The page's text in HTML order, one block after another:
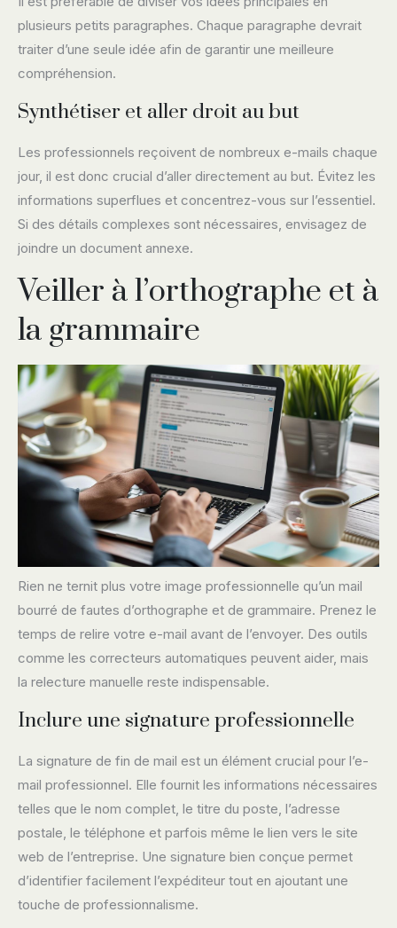
plusieurs petits paragraphes. Chaque paragraphe devrait
traiter d’une seule idée afin de garantir une meilleure
compréhension.
Synthétiser et aller droit au but
Les professionnels reçoivent de nombreux e-mails chaque
jour, il est donc crucial d’aller directement au but. Évitez les
informations superflues et concentrez-vous sur l’essentiel.
Si des détails complexes sont nécessaires, envisagez de
joindre un document annexe.
Veiller à l’orthographe et à
la grammaire
Rien ne ternit plus votre image professionnelle qu’un mail
bourré de fautes d’orthographe et de grammaire. Prenez le
temps de relire votre e-mail avant de l’envoyer. Des outils
comme les correcteurs automatiques peuvent aider, mais
la relecture manuelle reste indispensable.
Inclure une signature professionnelle
La signature de fin de mail est un élément crucial pour l’e-
mail professionnel. Elle fournit les informations nécessaires
telles que le nom complet, le titre du poste, l’adresse
postale, le téléphone et parfois même le lien vers le site
web de l’entreprise. Une signature bien conçue permet
d’identifier facilement l’expéditeur tout en ajoutant une
touche de professionnalisme.